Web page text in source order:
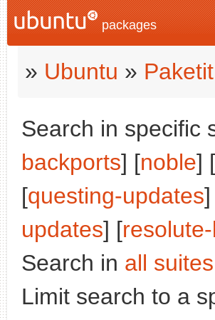
packages
» Ubuntu » Paketit
Search in specific
backports] [noble] [
[questing-updates
updates] [
Search in all suites
Limit search to a